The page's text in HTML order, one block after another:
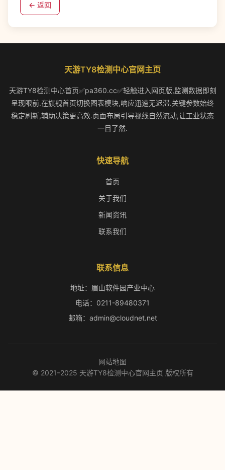
← 返回
天游TY8检测中心官网主页
天游TY8检测中心首页✅pa360.cc✅轻触进入网页版,监测数据即刻
呈现眼前.在旗舰首页切换图表模块,响应迅速无迟滞.关键参数始终
稳定刷新,辅助决策更高效.页面布局引导视线自然流动,让工业状态
一目了然.
快速导航
首页
关于我们
新闻资讯
联系我们
联系信息
地址：眉山软件园产业中心
电话：0211-89480371
邮箱：admin@cloudnet.net
网站地图
© 2021–2025 天游TY8检测中心官网主页 版权所有